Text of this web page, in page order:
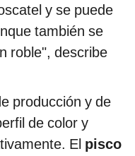
y se puede
también se
roble", describe
producción y de
de color y
El pisco